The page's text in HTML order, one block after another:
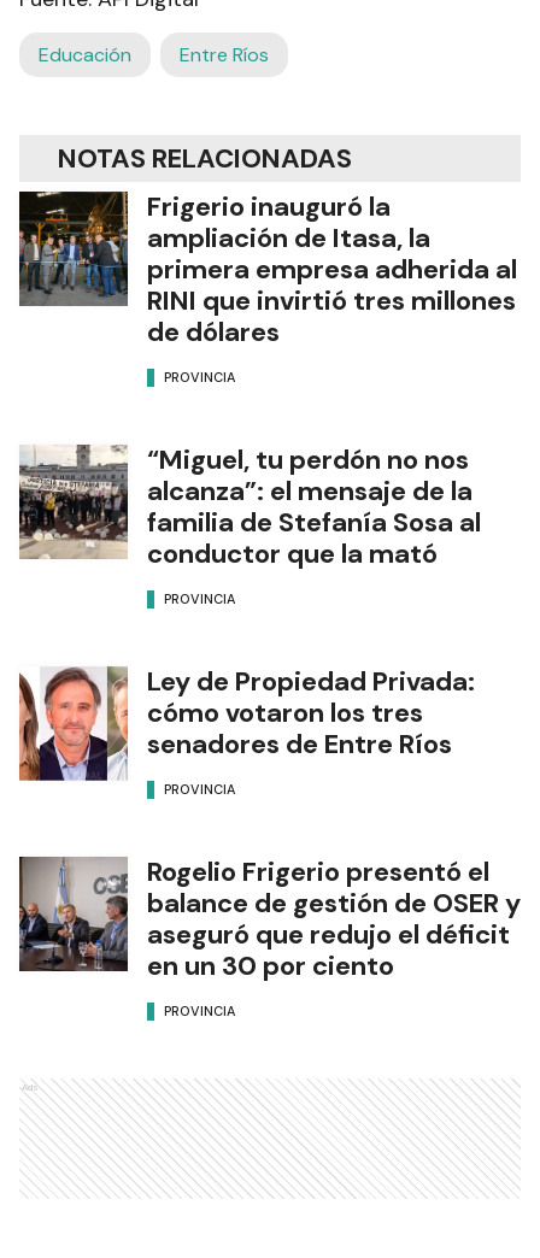
Educación Entre Ríos
NOTAS RELACIONADAS
Frigerio inauguró la
ampliación de Itasa, la
primera empresa adherida al
RINI que invirtió tres millones
de dólares
PROVINCIA
“Miguel, tu perdón no nos
alcanza”: el mensaje de la
familia de Stefanía Sosa al
conductor que la mató
PROVINCIA
Ley de Propiedad Privada:
cómo votaron los tres
senadores de Entre Ríos
PROVINCIA
Rogelio Frigerio presentó el
balance de gestión de OSER y
aseguró que redujo el déficit
en un 30 por ciento
PROVINCIA
Ads